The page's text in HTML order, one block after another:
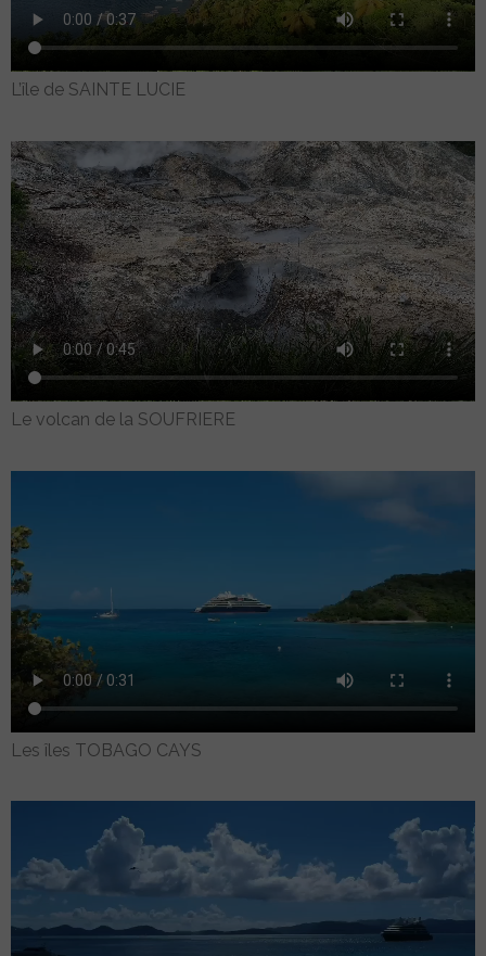
L’île de SAINTE LUCIE
Le volcan de la SOUFRIERE
Les îles TOBAGO CAYS